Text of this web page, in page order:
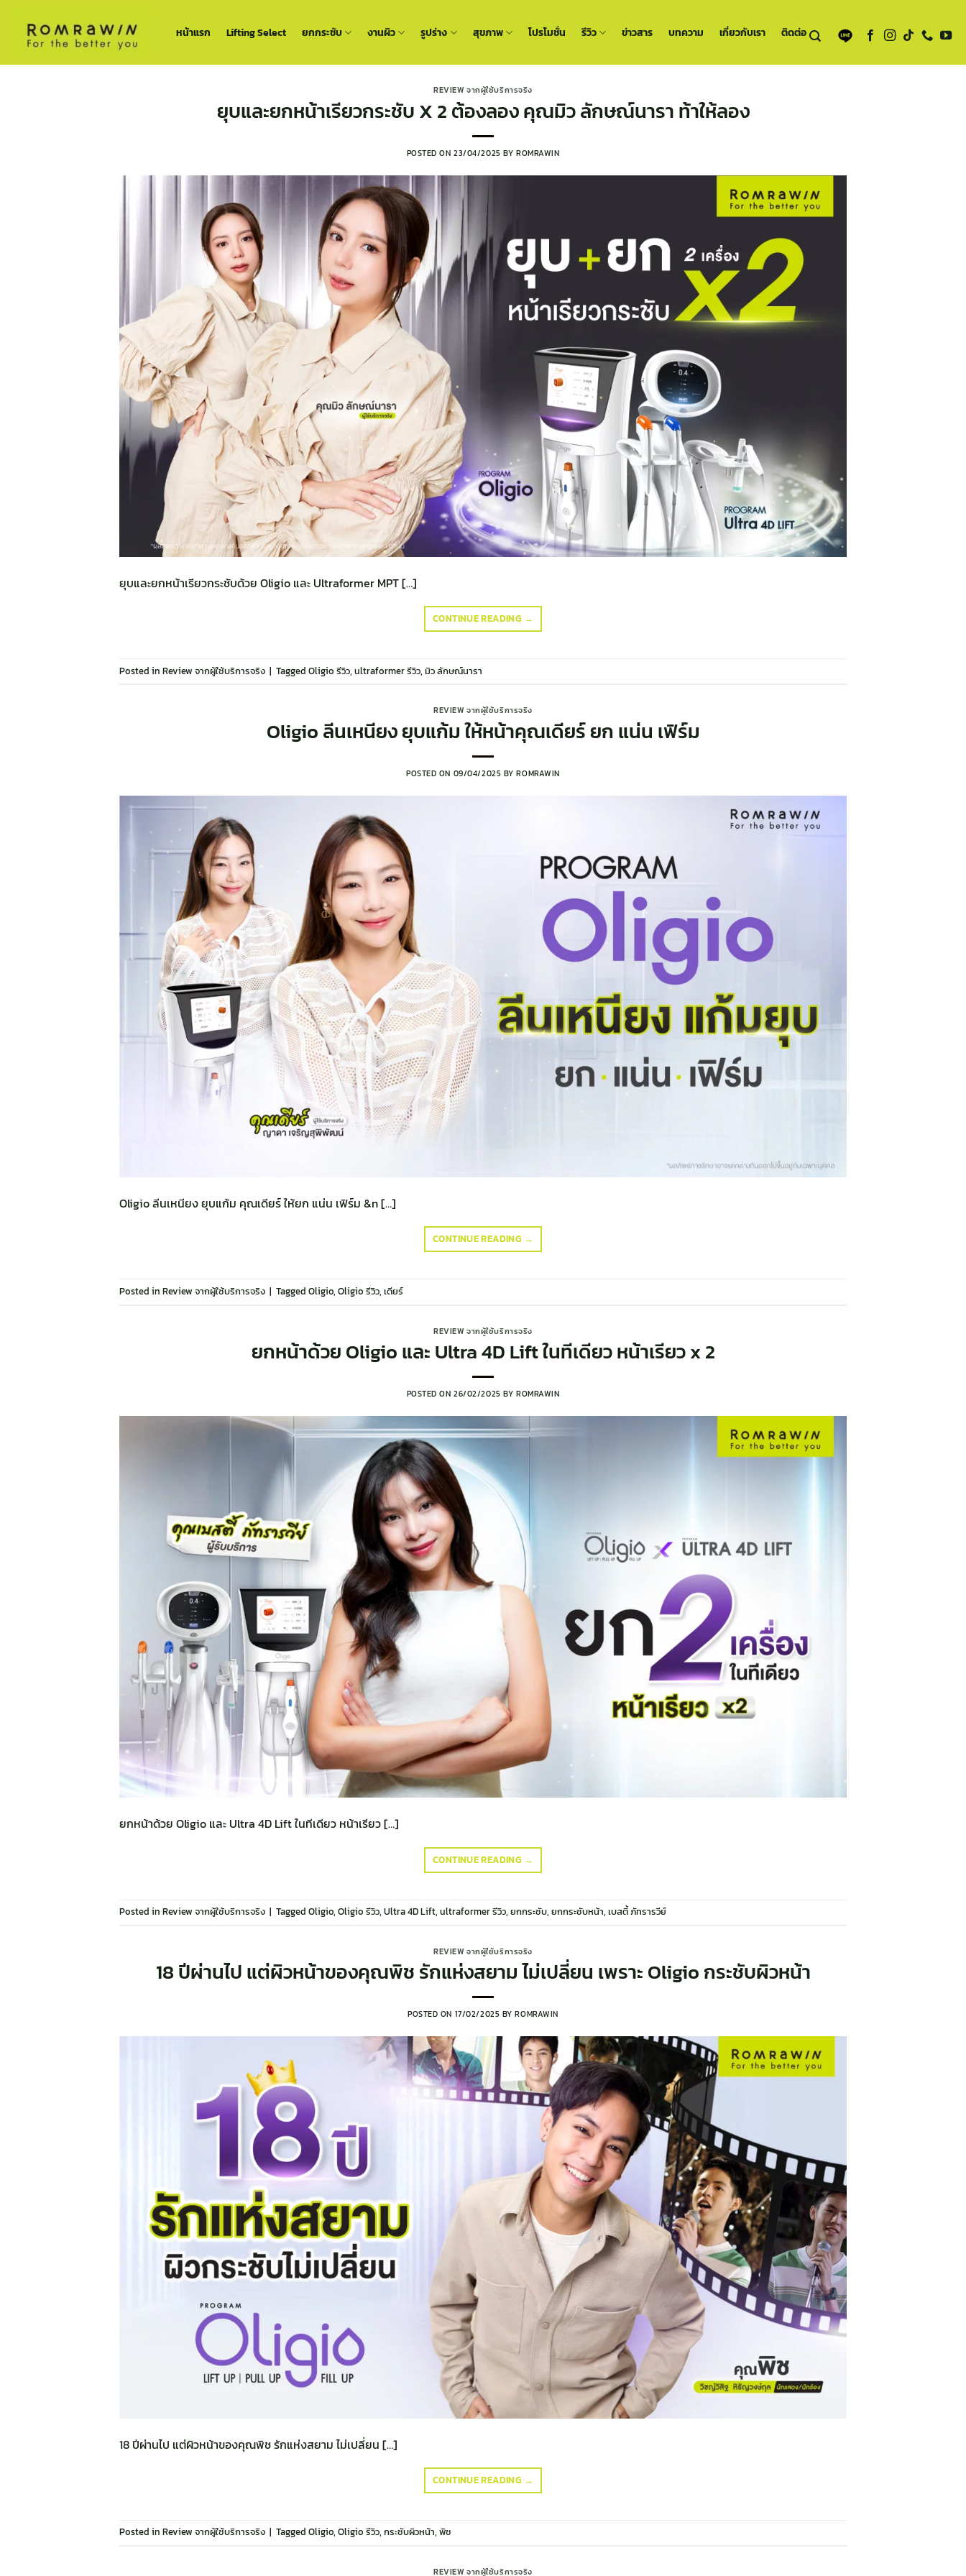
เนื้อหา
หน้าแรก Lifting Select ยกกระชับ งานผิว รูปร่าง สุขภาพ โปรโมชั่น รีวิว ข่าวสาร บทความ เกี่ยวกับเรา ติดต่อ
REVIEW จากผู้ใช้บริการจริง
ยุบและยกหน้าเรียวกระชับ X 2 ต้องลอง คุณมิว ลักษณ์นารา ท้าให้ลอง
POSTED ON23/04/2025 BY ROMRAWIN
ยุบและยกหน้าเรียวกระชับด้วย Oligio และ Ultraformer MPT […]
CONTINUE READING →
Posted inReview จากผู้ใช้บริการจริง | TaggedOligio รีวิว,ultraformer รีวิว,มิว ลักษณ์นารา
REVIEW จากผู้ใช้บริการจริง
Oligio ลีนเหนียง ยุบแก้ม ให้หน้าคุณเดียร์ ยก แน่น เฟิร์ม
POSTED ON 09/04/2025 BYROMRAWIN
Oligio ลีนเหนียง ยุบแก้ม คุณเดียร์ ให้ยก แน่น เฟิร์ม &n […]
CONTINUE READING →
Posted inReview จากผู้ใช้บริการจริง | TaggedOligio,Oligio รีวิว,เดียร์
REVIEW จากผู้ใช้บริการจริง
ยกหน้าด้วย Oligio และ Ultra 4D Lift ในทีเดียว หน้าเรียว x 2
POSTED ON26/02/2025 BY ROMRAWIN
ยกหน้าด้วย Oligio และ Ultra 4D Lift ในทีเดียว หน้าเรียว […]
CONTINUE READING →
Posted inReview จากผู้ใช้บริการจริง | TaggedOligio,Oligio รีวิว,Ultra 4D Lift,ultraformer รีวิว,ยกกระชับ,ยกกระชับหน้า,เบสตี้ ภัทรารวีย์
REVIEW จากผู้ใช้บริการจริง
18 ปีผ่านไป แต่ผิวหน้าของคุณพิช รักแห่งสยาม ไม่เปลี่ยน เพราะ Oligio กระชับผิวหน้า
POSTED ON 17/02/2025 BYROMRAWIN
18 ปีผ่านไป แต่ผิวหน้าของคุณพิช รักแห่งสยาม ไม่เปลี่ยน […]
CONTINUE READING →
Posted inReview จากผู้ใช้บริการจริง | TaggedOligio,Oligio รีวิว,กระชับผิวหน้า,พิช
REVIEW จากผู้ใช้บริการจริง